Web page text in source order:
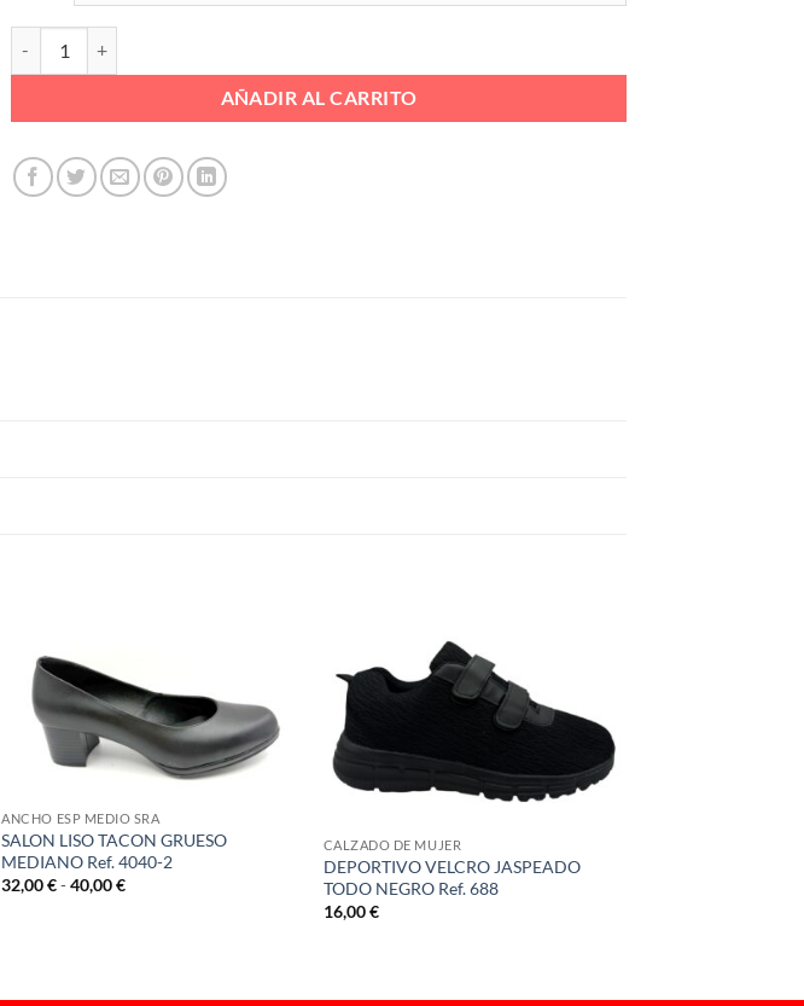
AÑADIR AL CARRITO
ANCHO ESP MEDIO SRA
SALON LISO TACON GRUESO
MEDIANO Ref. 4040-2
32,00€-40,00€Rango
CALZADO DE MUJER
DEPORTIVO VELCRO JASPEADO
TODO NEGRO Ref. 688
16,00€